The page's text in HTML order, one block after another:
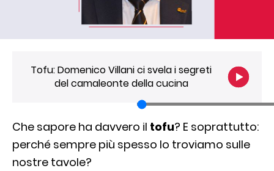
Tofu: Domenico Villani ci svela i segreti
del camaleonte della cucina
Che sapore ha davvero il tofu? E soprattutto:
perché sempre più spesso lo troviamo sulle
nostre tavole?